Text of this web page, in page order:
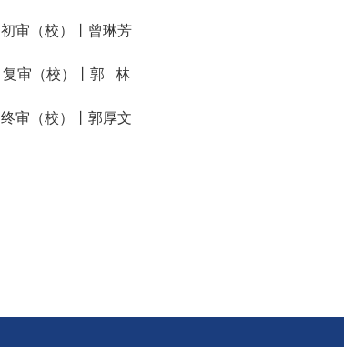
初审（校）丨曾琳芳
复审（校）丨郭   林
终审（校）丨郭厚文